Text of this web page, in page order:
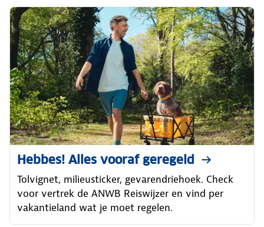
Hebbes! Alles vooraf geregeld
Tolvignet, milieusticker, gevarendriehoek. Check
voor vertrek de ANWB Reiswijzer en vind per
vakantieland wat je moet regelen.